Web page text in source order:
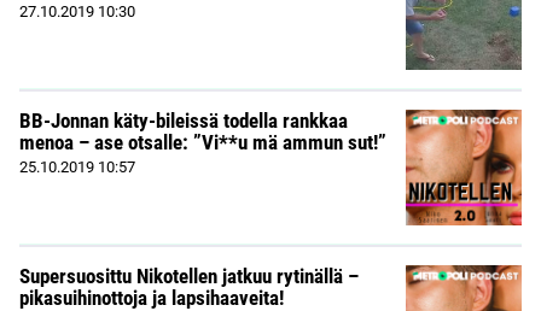
27.10.2019 10:30
BB-Jonnan käty-bileissä todella rankkaa
menoa – ase otsalle: ”Vi**u mä ammun sut!”
25.10.2019 10:57
Supersuosittu Nikotellen jatkuu rytinällä –
pikasuihinottoja ja lapsihaaveita!